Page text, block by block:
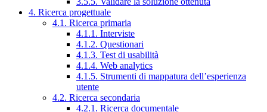
4. Ricerca progettuale
4.1. Ricerca primaria
4.1.1. Interviste
4.1.2. Questionari
4.1.3. Test di usabilità
4.1.4. Web analytics
4.1.5. Strumenti di mappatura dell’esperienza
utente
4.2. Ricerca secondaria
4.2.1. Ricerca documentale